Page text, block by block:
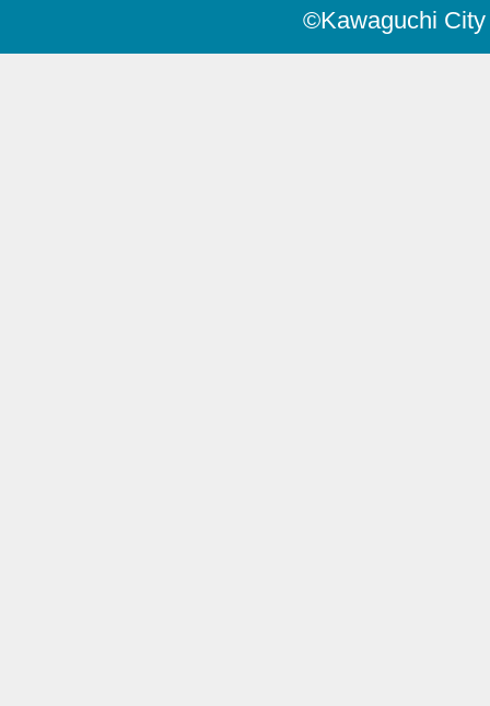
©Kawaguchi City